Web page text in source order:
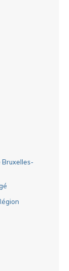
Bruxelles-